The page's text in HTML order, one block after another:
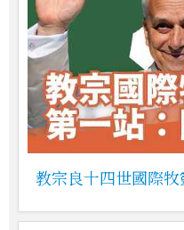
教宗良十四世國際